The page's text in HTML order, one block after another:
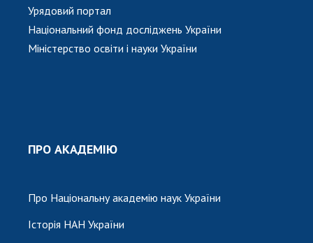
Урядовий портал
Національний фонд досліджень України
Міністерство освіти і науки України
ПРО АКАДЕМІЮ
Про Національну академію наук України
Історія НАН України